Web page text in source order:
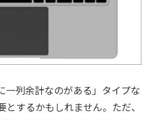
一列余計なのがある」タイプな
するかもしれません。ただ、